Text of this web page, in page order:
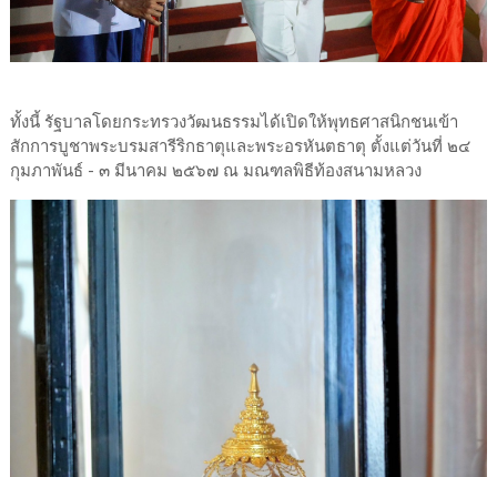
ทั้งนี้ รัฐบาลโดยกระทรวงวัฒนธรรมได้เปิดให้พุทธศาสนิกชนเข้า
สักการบูชาพระบรมสารีริกธาตุและพระอรหันตธาตุ ตั้งแต่วันที่ ๒๔
กุมภาพันธ์ - ๓ มีนาคม ๒๕๖๗ ณ มณฑลพิธีท้องสนามหลวง